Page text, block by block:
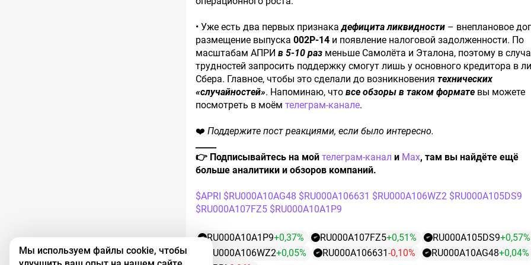
• Уже есть два первых признакадефицита ликвидности – внеплановое
размещение выпуска 002Р-14 и появление налоговой задолженности. По
масштабам АПРИ в 5-10 раз меньше Самолёта и Эталона, поэтому в
трудностей запросить поддержку смогут лишь у основного кредитора в
Сбера. Главное, чтобы это сделали до возникновения технических
«случайностей». Напоминаю, что все обзоры в таком формате вы можете
посмотреть в моём телеграм-канале.
❤️ Поддержите пост реакциями, если было интересно.
👉 Подписывайтесь на мой телеграм-канал и Max, там вы найдёте ещё
больше аналитики и обзоров компаний.
$APRI $RU000A10AG48 $RU000A106631 $RU000A106WZ2 $RU000A105DS9
$RU000A107FZ5 $RU000A10A1P9
RU000A10A1P9+0,37% RU000A107FZ5+0,51% RU000A105DS9+0,57%
RU000A106WZ2+0,05% RU000A106631-0,10% RU000A10AG48+0,04%
Мы используем файлы cookie, чтобы